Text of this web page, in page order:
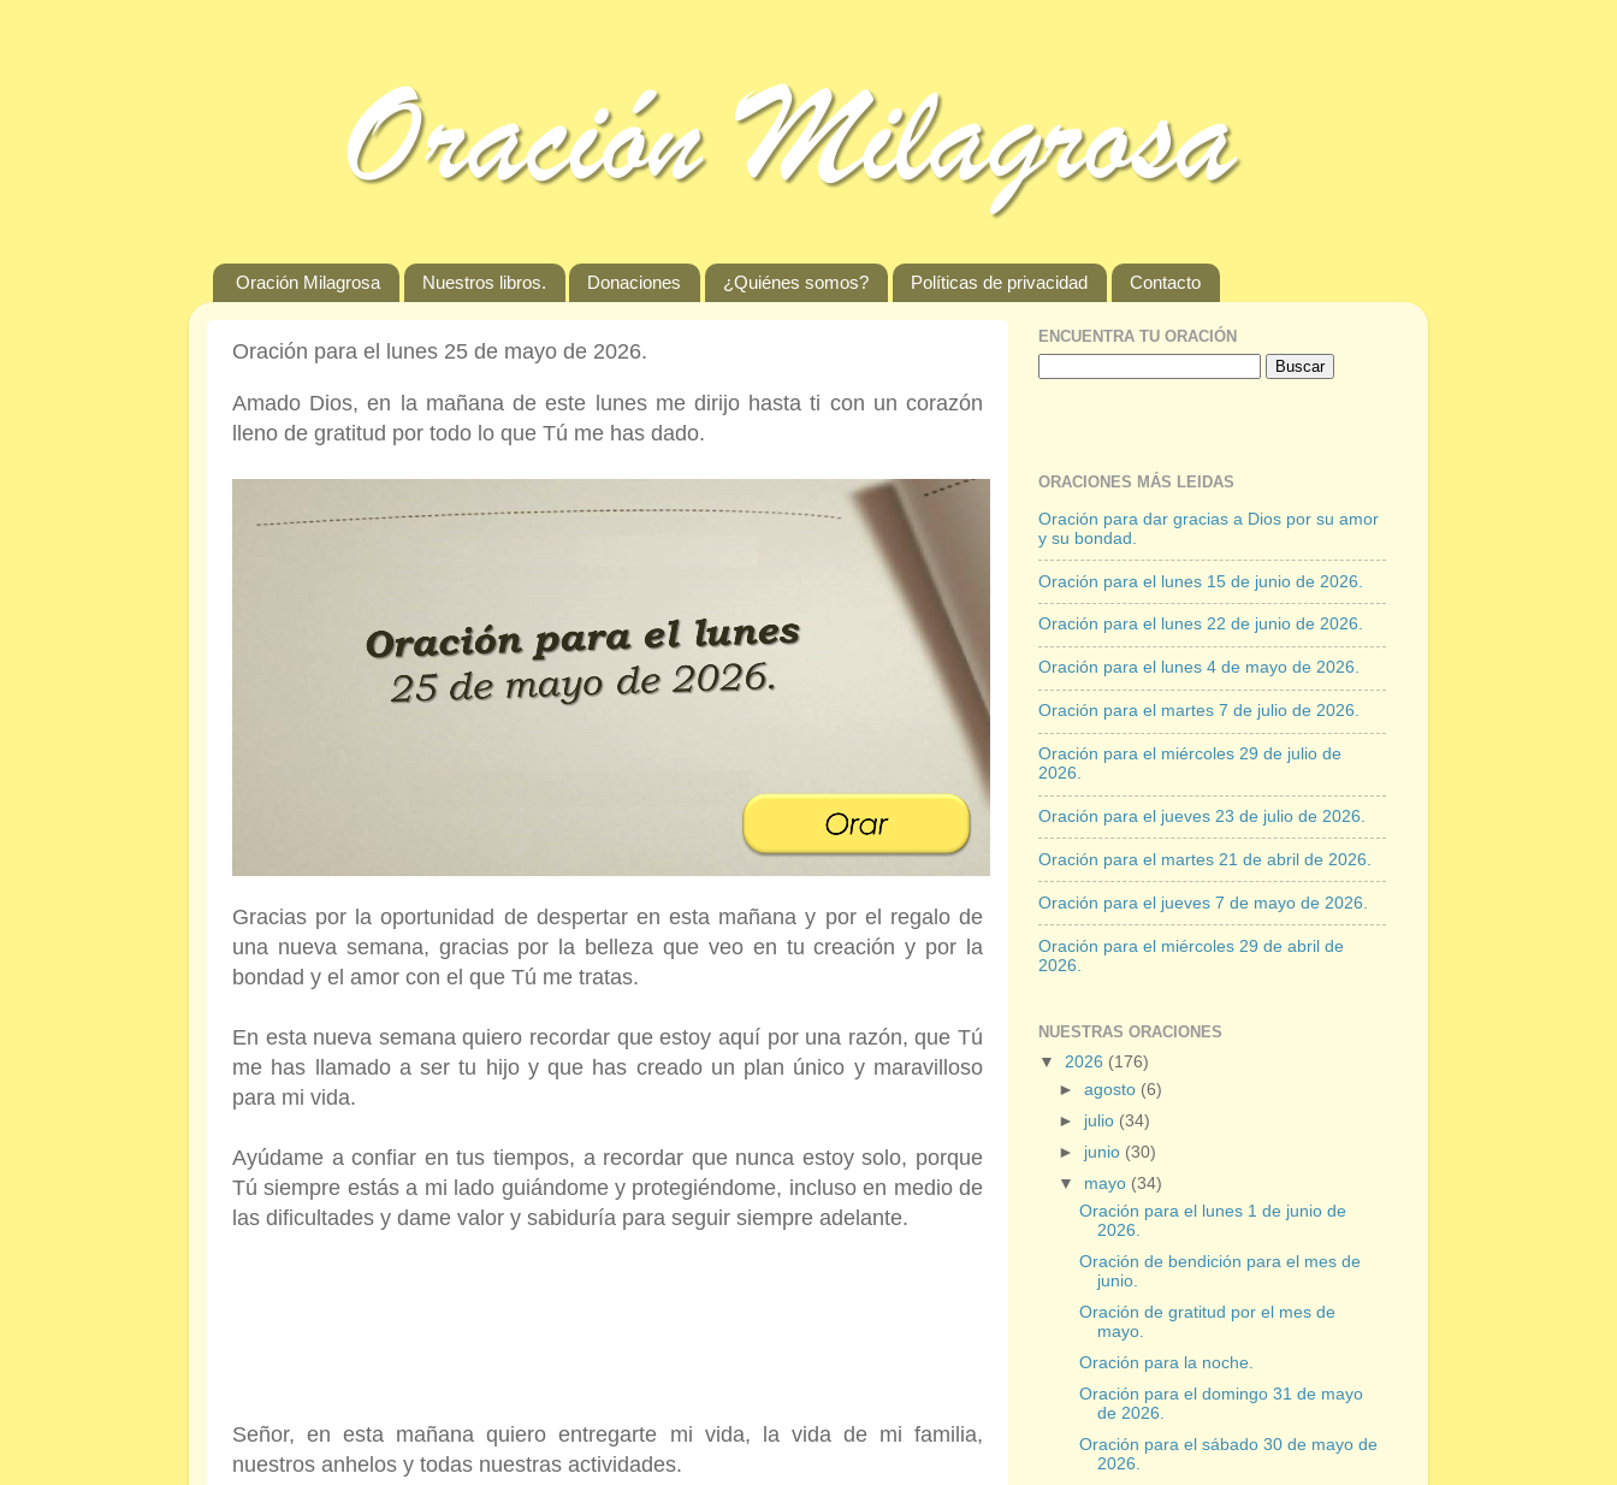
Oración Milagrosa Nuestros libros. Donaciones ¿Quiénes somos? Políticas de privacidad Contacto
Oración para el lunes 25 de mayo de 2026.
Amado Dios, en la mañana de este lunes me dirijo hasta ti con un corazón
lleno de gratitud por todo lo que Tú me has dado.
Gracias por la oportunidad de despertar en esta mañana y por el regalo de
una nueva semana, gracias por la belleza que veo en tu creación y por la
bondad y el amor con el que Tú me tratas.
En esta nueva semana quiero recordar que estoy aquí por una razón, que Tú
me has llamado a ser tu hijo y que has creado un plan único y maravilloso
para mi vida.
Ayúdame a confiar en tus tiempos, a recordar que nunca estoy solo, porque
Tú siempre estás a mi lado guiándome y protegiéndome, incluso en medio de
las dificultades y dame valor y sabiduría para seguir siempre adelante.
Señor, en esta mañana quiero entregarte mi vida, la vida de mi familia,
nuestros anhelos y todas nuestras actividades.
ENCUENTRA TU ORACIÓN
ORACIONES MÁS LEIDAS
Oración para dar gracias a Dios por su amor
y su bondad.
Oración para el lunes 15 de junio de 2026.
Oración para el lunes 22 de junio de 2026.
Oración para el lunes 4 de mayo de 2026.
Oración para el martes 7 de julio de 2026.
Oración para el miércoles 29 de julio de
2026.
Oración para el jueves 23 de julio de 2026.
Oración para el martes 21 de abril de 2026.
Oración para el jueves 7 de mayo de 2026.
Oración para el miércoles 29 de abril de
2026.
NUESTRAS ORACIONES
▼ 2026 (176)
►agosto (6)
► julio (34)
► junio (30)
▼ mayo (34)
Oración para el lunes 1 de junio de
2026.
Oración de bendición para el mes de
junio.
Oración de gratitud por el mes de
mayo.
Oración para la noche.
Oración para el domingo 31 de mayo
de 2026.
Oración para el sábado 30 de mayo de
2026.